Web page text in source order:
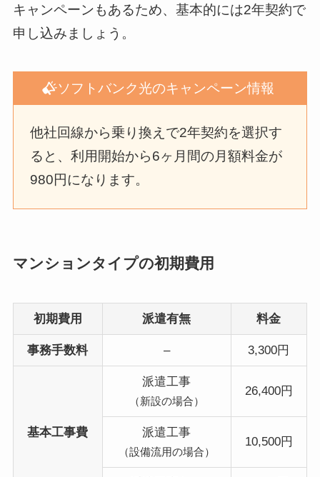
キャンペーンもあるため、基本的には2年契約で
申し込みましょう。
ソフトバンク光のキャンペーン情報
他社回線から乗り換えで2年契約を選択す
ると、利用開始から6ヶ月間の月額料金が
980円になります。
マンションタイプの初期費用
初期費用 派遣有無 料金
事務手数料 – 3,300円
基本工事費
派遣工事
（新設の場合）
26,400円
派遣工事
（設備流用の場合）
10,500円